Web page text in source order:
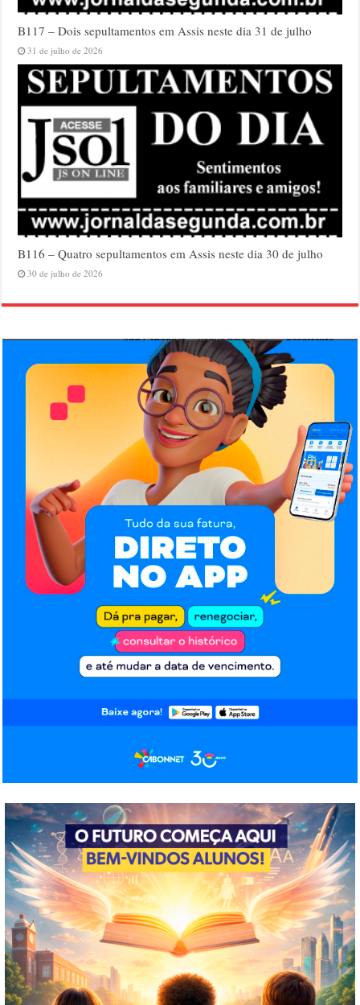
B117 – Dois sepultamentos em Assis neste dia 31 de julho
31 de julho de 2026
B116 – Quatro sepultamentos em Assis neste dia 30 de julho
30 de julho de 2026